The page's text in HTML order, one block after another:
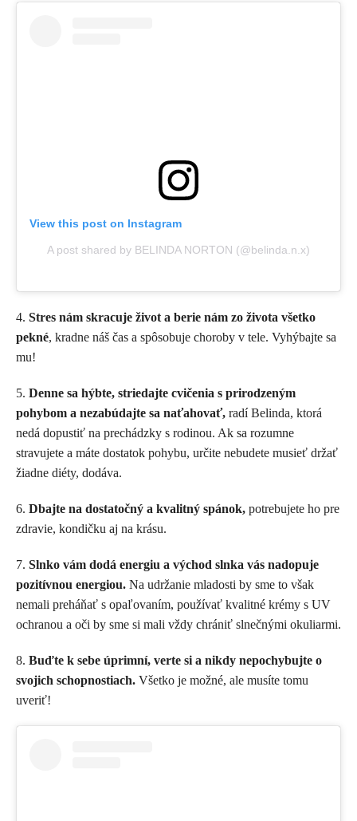
View this post on Instagram
A post shared by BELINDA NORTON (@belinda.n.x)
4. Stres nám skracuje život a berie nám zo života všetko
pekné, kradne náš čas a spôsobuje choroby v tele. Vyhýbajte sa
mu!
5. Denne sa hýbte, striedajte cvičenia s prirodzeným
pohybom a nezabúdajte sa naťahovať, radí Belinda, ktorá
nedá dopustiť na prechádzky s rodinou. Ak sa rozumne
stravujete a máte dostatok pohybu, určite nebudete musieť držať
žiadne diéty, dodáva.
6. Dbajte na dostatočný a kvalitný spánok, potrebujete ho pre
zdravie, kondičku aj na krásu.
7. Slnko vám dodá energiu a východ slnka vás nadopuje
pozitívnou energiou. Na udržanie mladosti by sme to však
nemali preháňať s opaľovaním, používať kvalitné krémy s UV
ochranou a oči by sme si mali vždy chrániť slnečnými okuliarmi.
8. Buďte k sebe úprimní, verte si a nikdy nepochybujte o
svojich schopnostiach. Všetko je možné, ale musíte tomu
uveriť!